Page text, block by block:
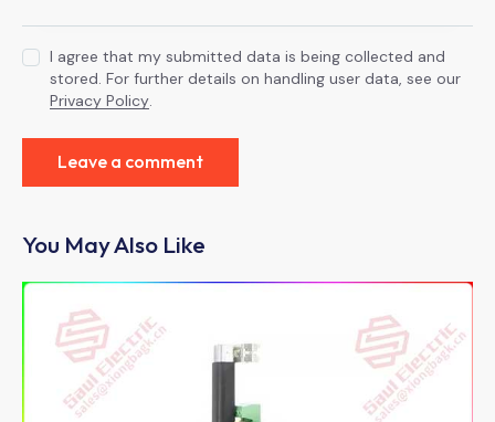
I agree that my submitted data is being collected and
stored. For further details on handling user data, see our
Privacy Policy.
You May Also Like